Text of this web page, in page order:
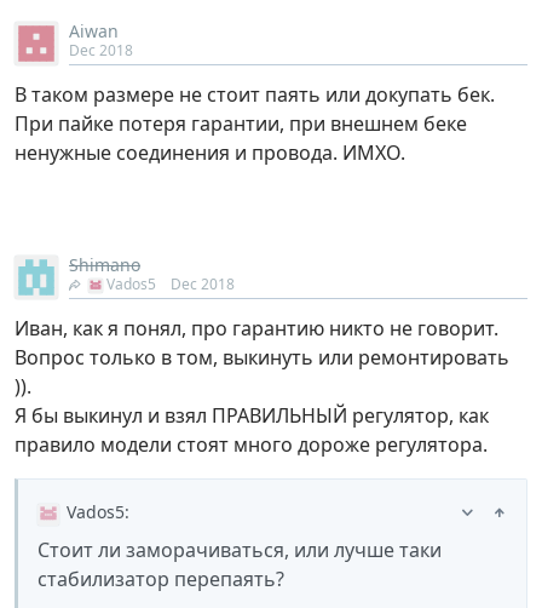
Aiwan
Dec 2018
В таком размере не стоит паять или докупать бек.
При пайке потеря гарантии, при внешнем беке
ненужные соединения и провода. ИМХО.
Shimano
Vados5 Dec 2018
Иван, как я понял, про гарантию никто не говорит.
Вопрос только в том, выкинуть или ремонтировать
)).
Я бы выкинул и взял ПРАВИЛЬНЫЙ регулятор, как
правило модели стоят много дороже регулятора.
Vados5:
Стоит ли заморачиваться, или лучше таки
стабилизатор перепаять?